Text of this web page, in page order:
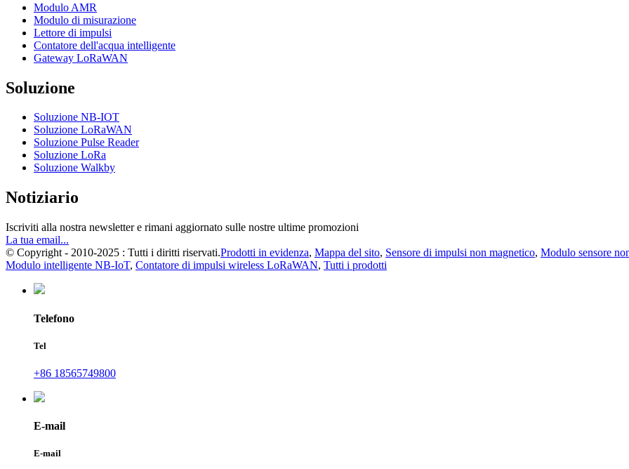
Modulo AMR
Modulo di misurazione
Lettore di impulsi
Contatore dell'acqua intelligente
Gateway LoRaWAN
Soluzione
Soluzione NB-IOT
Soluzione LoRaWAN
Soluzione Pulse Reader
Soluzione LoRa
Soluzione Walkby
Notiziario
Iscriviti alla nostra newsletter e rimani aggiornato sulle nostre ultime promozioni
La tua email...
© Copyright - 2010-2025 : Tutti i diritti riservati.Prodotti in evidenza, Mappa del sito, Sensore di impulsi non magnetico, Modulo sensore
Modulo intelligente NB-IoT, Contatore di impulsi wireless LoRaWAN, Tutti i prodotti
Telefono
Tel
+86 18565749800
E-mail
E-mail